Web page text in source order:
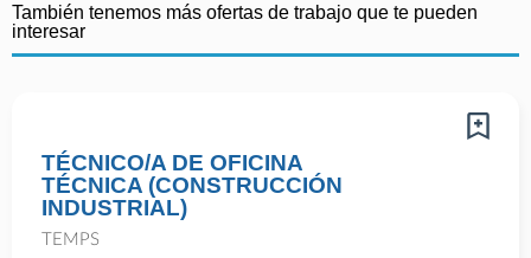
También tenemos más ofertas de trabajo que te pueden
interesar
TÉCNICO/A DE OFICINA
TÉCNICA (CONSTRUCCIÓN
INDUSTRIAL)
TEMPS